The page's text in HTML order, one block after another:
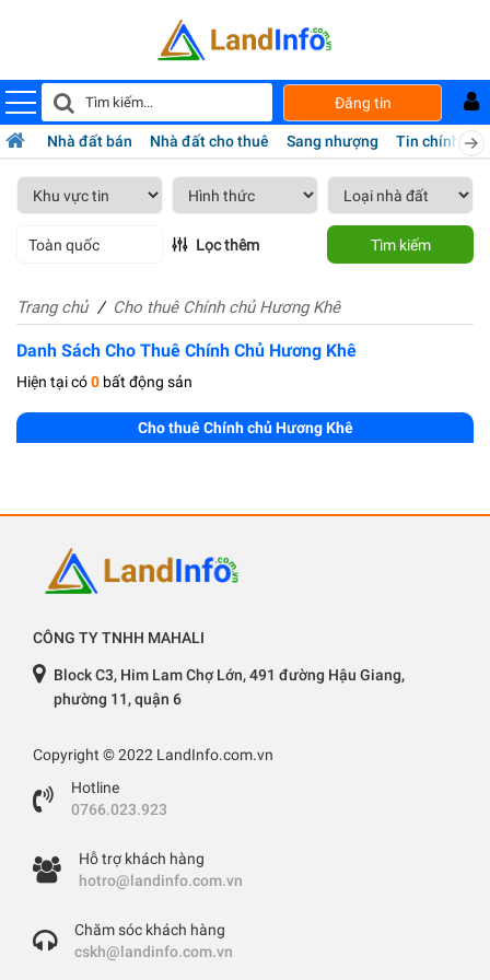
Đăng tin
Nhà đất bán Nhà đất cho thuê Sang nhượng Tin chính chủ
Toàn quốc Lọc thêm Tìm kiếm
Trang chủ Cho thuê Chính chủ Hương Khê
Danh Sách Cho Thuê Chính Chủ Hương Khê
Hiện tại có0 bất động sản
Cho thuê Chính chủ Hương Khê
CÔNG TY TNHH MAHALI
Block C3, Him Lam Chợ Lớn, 491 đường Hậu Giang,
phường 11, quận 6
Copyright © 2022 LandInfo.com.vn
Hotline
0766.023.923
Hỗ trợ khách hàng
hotro@landinfo.com.vn
Chăm sóc khách hàng
cskh@landinfo.com.vn